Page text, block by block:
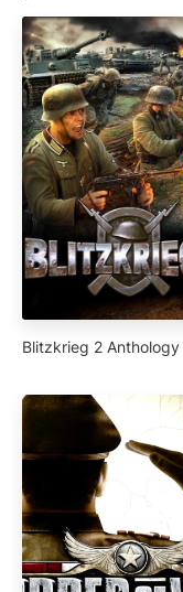
Blitzkrieg 2 Anthology